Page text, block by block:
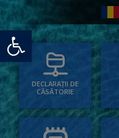
Deschide bara de unelte
DECLARAȚII DE
CĂSĂTORIE